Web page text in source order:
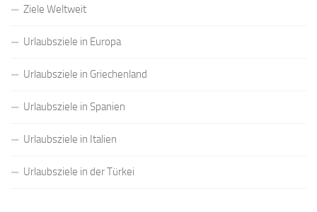
Ziele Weltweit
Urlaubsziele in Europa
Urlaubsziele in Griechenland
Urlaubsziele in Spanien
Urlaubsziele in Italien
Urlaubsziele in der Türkei